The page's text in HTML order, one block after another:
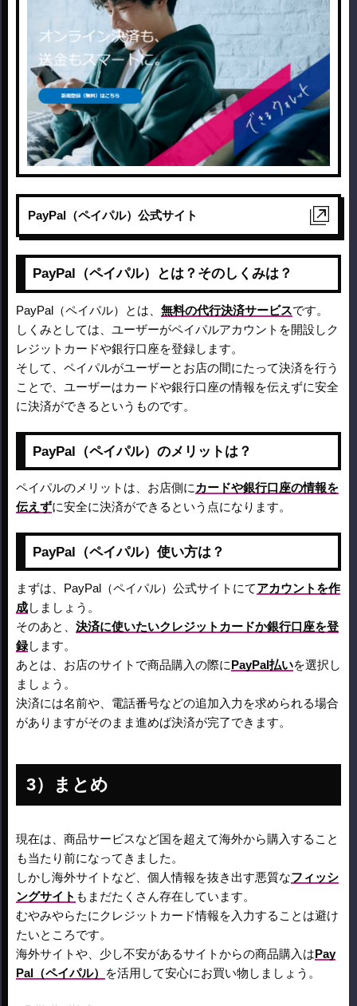
PayPal（ペイパル）公式サイト
PayPal（ペイパル）とは？そのしくみは？
PayPal（ペイパル）とは、 無料の代行決済サービスです。
しくみとしては、ユーザーがペイパルアカウントを開設しク
レジットカードや銀行口座を登録します。
そして、ペイパルがユーザーとお店の間にたって決済を行う
ことで、ユーザーはカードや銀行口座の情報を伝えずに安全
に決済ができるというものです。
PayPal（ペイパル）のメリットは？
ペイパルのメリットは、お店側に カードや銀行口座の情報を
伝えずに安全に決済ができるという点になります。
PayPal（ペイパル）使い方は？
まずは、PayPal（ペイパル）公式サイトにてアカウントを作
成しましょう。
そのあと、 決済に使いたいクレジットカードか銀行口座を登
録します。
あとは、お店のサイトで商品購入の際にPayPal払いを選択し
ましょう。
決済には名前や、電話番号などの追加入力を求められる場合
がありますがそのまま進めば決済が完了できます。
まとめ
現在は、商品サービスなど国を超えて海外から購入すること
も当たり前になってきました。
しかし海外サイトなど、個人情報を抜き出す悪質なフィッシ
ングサイト もまだたくさん存在しています。
むやみやらたにクレジットカード情報を入力することは避け
たいところです。
海外サイトや、少し不安があるサイトからの商品購入はPay
Pal（ペイパル）
を活用して安心にお買い物しましょう。